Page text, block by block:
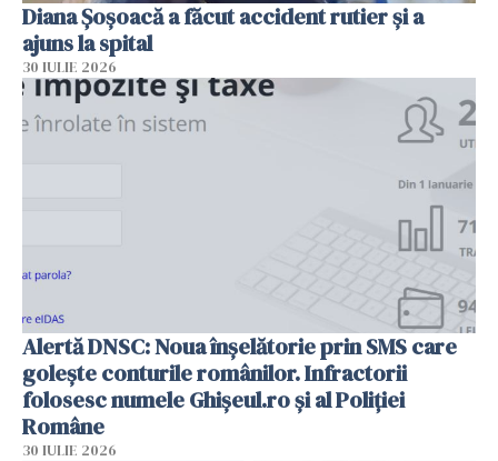
Diana Șoșoacă a făcut accident rutier și a
ajuns la spital
30 IULIE 2026
Alertă DNSC: Noua înșelătorie prin SMS care
golește conturile românilor. Infractorii
folosesc numele Ghișeul.ro și al Poliției
Române
30 IULIE 2026